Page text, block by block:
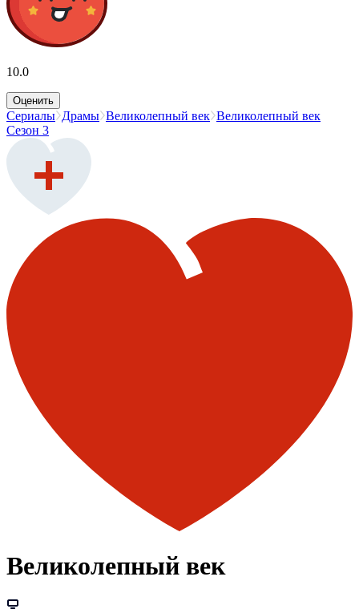
10.0
Оценить
Сериалы Драмы Великолепный век Великолепный век
Сезон 3
Великолепный век